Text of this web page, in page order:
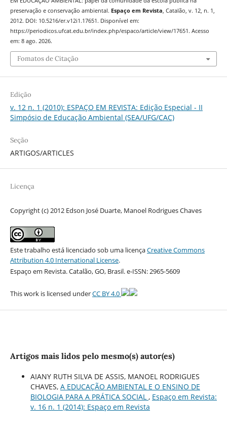
preservação e conservação ambiental. Espaço em Revista, Catalão, v. 12, n. 1,
2012. DOI: 10.5216/er.v12i1.17651. Disponível em:
https://periodicos.ufcat.edu.br/index.php/espaco/article/view/17651. Acesso
em: 8 ago. 2026.
Fomatos de Citação
Edição
v. 12 n. 1 (2010): ESPAÇO EM REVISTA: Edição Especial - II
Simpósio de Educação Ambiental (SEA/UFG/CAC)
Seção
ARTIGOS/ARTICLES
Licença
Copyright (c) 2012 Edson José Duarte, Manoel Rodrigues Chaves
Este trabalho está licenciado sob uma licençaCreative Commons
Attribution 4.0 International License.
Espaço em Revista. Catalão, GO, Brasil. e-ISSN: 2965-5609
This work is licensed underCC BY 4.0
Artigos mais lidos pelo mesmo(s) autor(es)
AIANY RUTH SILVA DE ASSIS, MANOEL RODRIGUES
CHAVES, A EDUCAÇÃO AMBIENTAL E O ENSINO DE
BIOLOGIA PARA A PRÁTICA SOCIAL , Espaço em Revista:
v. 16 n. 1 (2014): Espaço em Revista